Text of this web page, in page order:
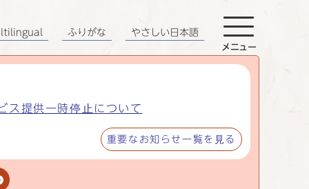
ス提供一時停止について
重要なお知らせ一覧を見る
ふりがな やさしい日本語
メニュー